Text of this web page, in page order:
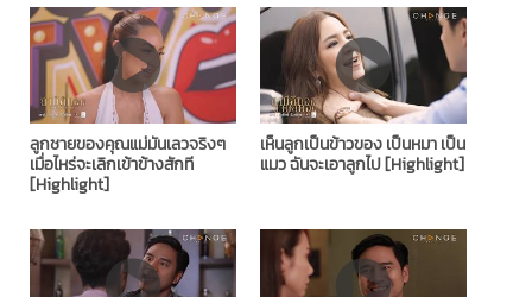
ลูกชายของคุณแม่มันเลวจริงๆ
เมื่อไหร่จะเลิกเข้าข้างสักที
[Highlight]
เห็นลูกเป็นข้าวของ เป็นหมา เป็น
แมว ฉันจะเอาลูกไป [Highlight]